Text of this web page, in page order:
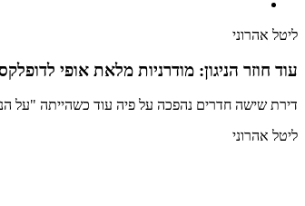
ליטל אהרוני
עוד חוזר הניגון: מודרניות מלאת אופי
דירת שישה חדרים נהפכה על פיה עוד כשהייתה "על
ליטל אהרוני